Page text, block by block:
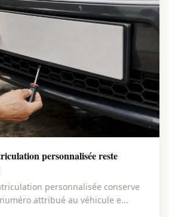
personnalisée reste
personnalisée conserve
attribué au véhicule e...